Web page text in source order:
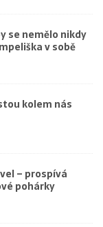
se nemělo nikdy
v sobě
kolem nás
– prospívá
pohárky